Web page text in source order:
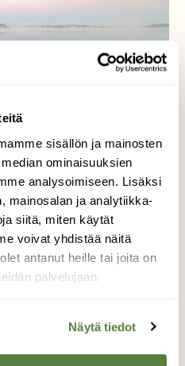
sisällön ja mainosten
ominaisuuksien
analysoimiseen. Lisäksi
mainosalan ja analytiikka-
siitä, miten käytät
voivat yhdistää näitä
antanut heille tai joita on
palvelujaan.
Näytä tiedot
Klo:07.10